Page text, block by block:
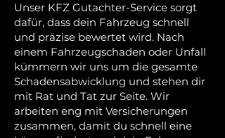
Unser KFZ Gutachter-Service sorgt
dafür, dass dein Fahrzeug schnell
und präzise bewertet wird. Nach
einem Fahrzeugschaden oder Unfall
kümmern wir uns um die gesamte
Schadensabwicklung und stehen dir
mit Rat und Tat zur Seite. Wir
arbeiten eng mit Versicherungen
zusammen, damit du schnell eine